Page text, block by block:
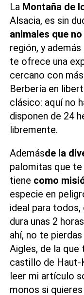
La Montaña de
Alsacia, es sin
animales que
región, y
te ofrece una
cercano con
Berbería en
clásico: aquí no
disponen de 24
libremente.
Ademásde la
palomitas que te
tiene como
especie en
ideal para todos,
dura unas 2
ahí, no te
Aigles, de la que
castillo de Haut-
leer mi artículo
monos si